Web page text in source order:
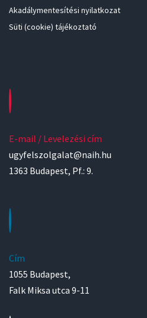
Akadálymentesítési nyilatkozat
Süti (cookie) tájékoztató
E-mail / Levelezési cím
ugyfelszolgalat@naih.hu
1363 Budapest, Pf.: 9.
Cím
1055 Budapest,
Falk Miksa utca 9-11